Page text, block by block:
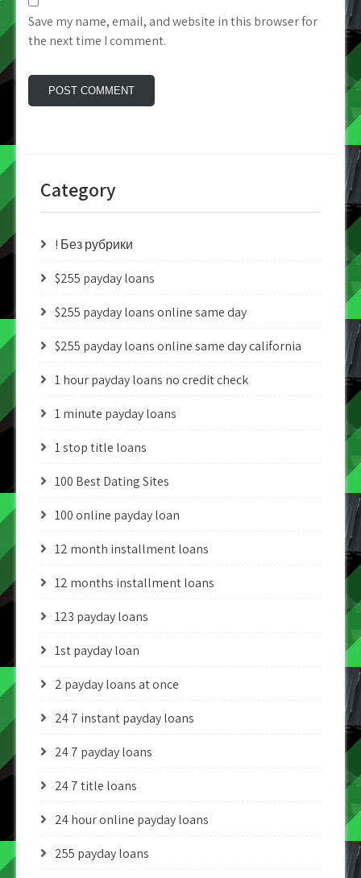
Save my name, email, and website in this browser for
the next time I comment.
Category
! Без рубрики
$255 payday loans
$255 payday loans online same day
$255 payday loans online same day california
1 hour payday loans no credit check
1 minute payday loans
1 stop title loans
100 Best Dating Sites
100 online payday loan
12 month installment loans
12 months installment loans
123 payday loans
1st payday loan
2 payday loans at once
24 7 instant payday loans
24 7 payday loans
24 7 title loans
24 hour online payday loans
255 payday loans